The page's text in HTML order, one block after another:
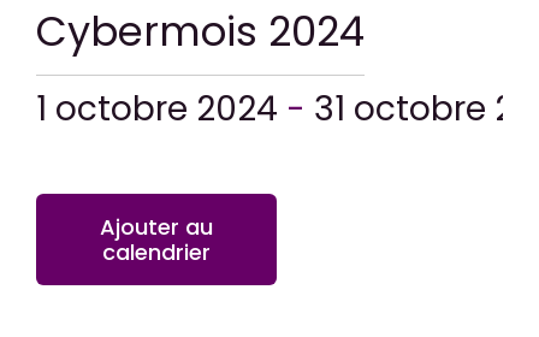
Cybermois 2024
1 octobre 2024 - 31 octobre
Ajouter au
calendrier